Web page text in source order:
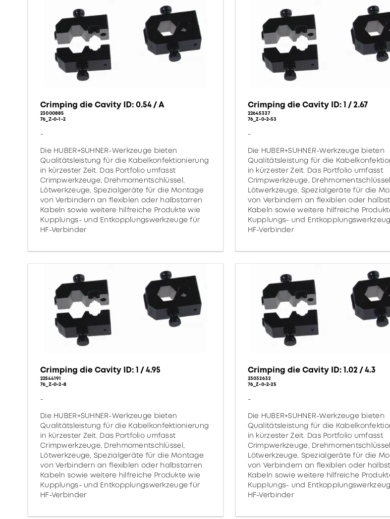
Crimping die Cavity ID: 0.54 / A
23000885
76_Z-0-1-2
-
Die HUBER+SUHNER-Werkzeuge bieten
Qualitätsleistung für die Kabelkonfektionierung
in kürzester Zeit. Das Portfolio umfasst
Crimpwerkzeuge, Drehmomentschlüssel,
Lötwerkzeuge, Spezialgeräte für die Montage
von Verbindern an flexiblen oder halbstarren
Kabeln sowie weitere hilfreiche Produkte wie
Kupplungs- und Entkopplungswerkzeuge für
HF-Verbinder
Crimping die Cavity ID: 1 / 2.67
22645337
76_Z-0-2-53
-
Die HUBER+SUHNER-Werkzeuge bieten
Qualitätsleistung für die
in kürzester Zeit. Das Portfolio umfasst
Crimpwerkzeuge,
Lötwerkzeuge, Spezialgeräte für die
von Verbindern an flexiblen oder
Kabeln sowie weitere hilfreiche
Kupplungs- und
HF-Verbinder
Crimping die Cavity ID: 1 / 4.95
22544191
76_Z-0-2-8
-
Die HUBER+SUHNER-Werkzeuge bieten
Qualitätsleistung für die Kabelkonfektionierung
in kürzester Zeit. Das Portfolio umfasst
Crimpwerkzeuge, Drehmomentschlüssel,
Lötwerkzeuge, Spezialgeräte für die Montage
von Verbindern an flexiblen oder halbstarren
Kabeln sowie weitere hilfreiche Produkte wie
Kupplungs- und Entkopplungswerkzeuge für
HF-Verbinder
Crimping die Cavity ID: 1.02 / 4.3
23032632
76_Z-0-2-25
-
Die HUBER+SUHNER-Werkzeuge bieten
Qualitätsleistung für die
in kürzester Zeit. Das Portfolio umfasst
Crimpwerkzeuge,
Lötwerkzeuge, Spezialgeräte für die
von Verbindern an flexiblen oder
Kabeln sowie weitere hilfreiche
Kupplungs- und
HF-Verbinder